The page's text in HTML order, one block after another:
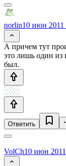
norlin10 июн 2011
А причем тут
это лишь один из
был.
Ответить
VolCh10 июн